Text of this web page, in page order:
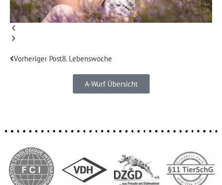
Vorheriger Post8. Lebenswoche
A-Wurf Übersicht